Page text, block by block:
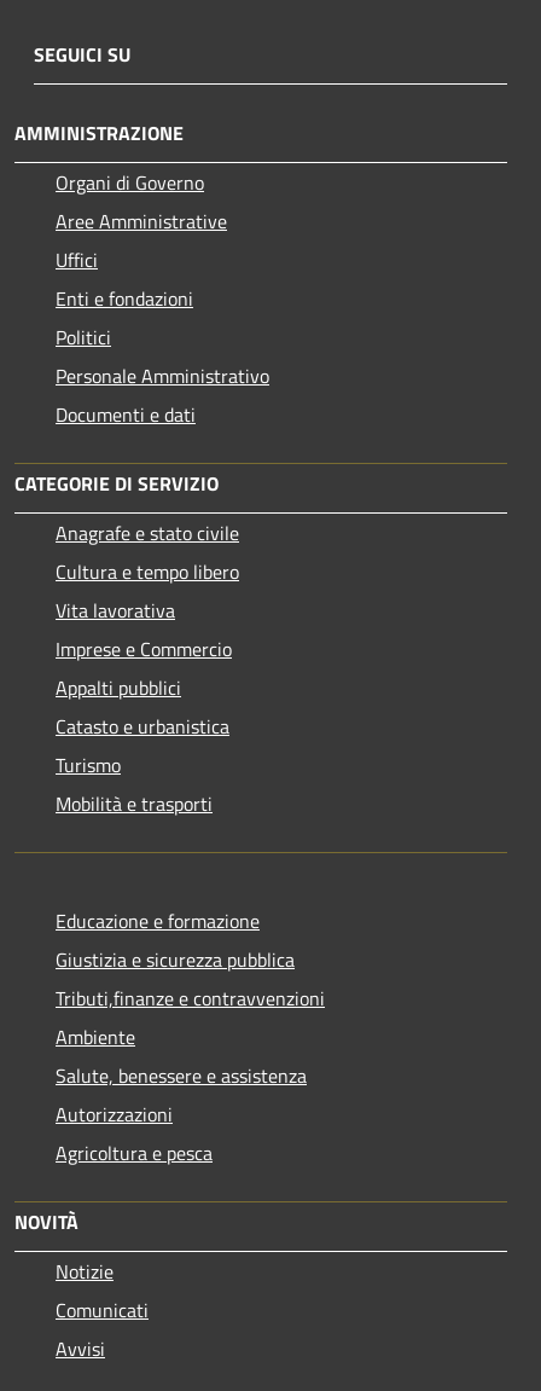
SEGUICI SU
AMMINISTRAZIONE
Organi di Governo
Aree Amministrative
Uffici
Enti e fondazioni
Politici
Personale Amministrativo
Documenti e dati
CATEGORIE DI SERVIZIO
Anagrafe e stato civile
Cultura e tempo libero
Vita lavorativa
Imprese e Commercio
Appalti pubblici
Catasto e urbanistica
Turismo
Mobilità e trasporti
Educazione e formazione
Giustizia e sicurezza pubblica
Tributi,finanze e contravvenzioni
Ambiente
Salute, benessere e assistenza
Autorizzazioni
Agricoltura e pesca
NOVITÀ
Notizie
Comunicati
Avvisi